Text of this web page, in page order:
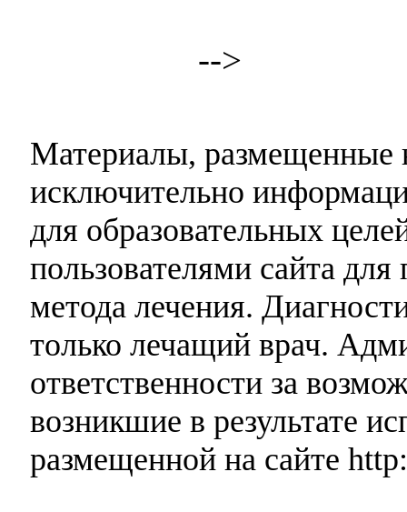
-->
Материалы, размещенные
исключительно
для образовательных
пользователями сайта
метода лечения.
только лечащий врач.
ответственности за
возникшие в результате
размещенной на сайте